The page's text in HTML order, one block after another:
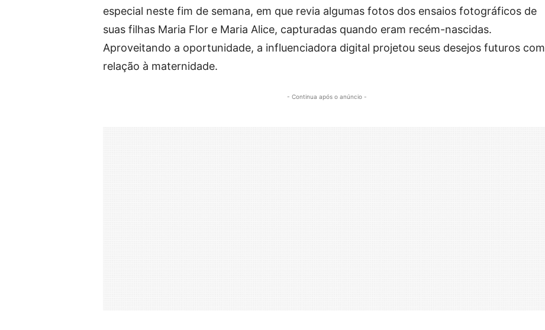
especial neste fim de semana, em que revia algumas fotos dos ensaios fotográficos de
suas filhas Maria Flor e Maria Alice, capturadas quando eram recém-nascidas.
Aproveitando a oportunidade, a influenciadora digital projetou seus desejos futuros com
relação à maternidade.
- Continua após o anúncio -